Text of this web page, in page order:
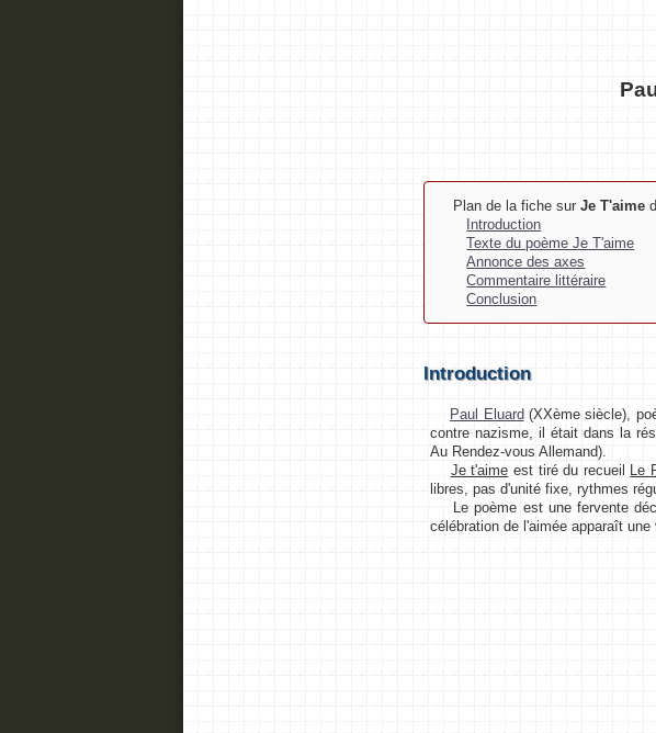
Plan de la fiche sur Je T'aime
Introduction
Texte du poème Je T'aime
Annonce des axes
Commentaire littéraire
Conclusion
Introduction
Paul Eluard (XXème siècle),
contre nazisme, il était dans la
Au Rendez-vous Allemand).
Je t'aime est tiré du recueil Le
libres, pas d'unité fixe, rythmes
Le poème est une fervente
célébration de l'aimée apparaît une